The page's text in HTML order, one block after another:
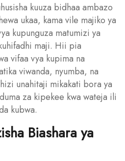
kuuza bidhaa ambazo
ukaa, kama vile majiko ya
kupunguza matumizi ya
maji. Hii pia
vifaa vya kupima na
viwanda, nyumba, na
unahitaji mikakati bora ya
za kipekee kwa wateja ili
kubwa.
Biashara ya